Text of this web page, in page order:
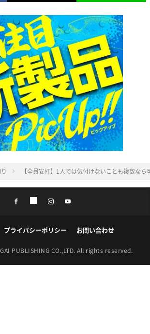
【全員安打】1人では気付けないことも複数な
プライバシーポリシー お問い合わせ
PUBLISHING CO.,LTD. All rights reserved.